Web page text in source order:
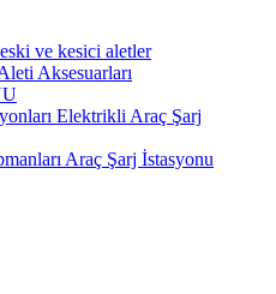
ve kesici aletler
Aksesuarları
Elektrikli Araç Şarj
Araç Şarj İstasyonu